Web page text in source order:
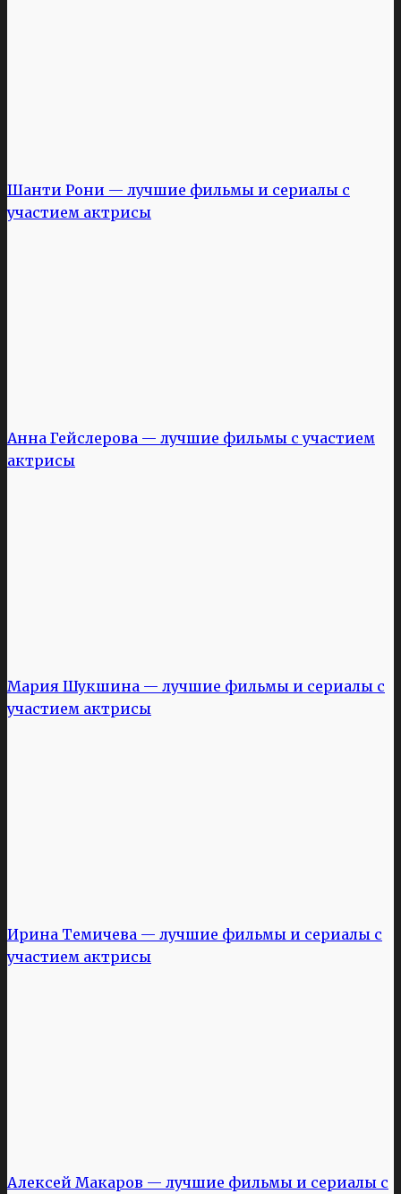
Шанти Рони — лучшие фильмы и сериалы с
участием актрисы
Анна Гейслерова — лучшие фильмы с участием
актрисы
Мария Шукшина — лучшие фильмы и сериалы с
участием актрисы
Ирина Темичева — лучшие фильмы и сериалы с
участием актрисы
Алексей Макаров — лучшие фильмы и сериалы с